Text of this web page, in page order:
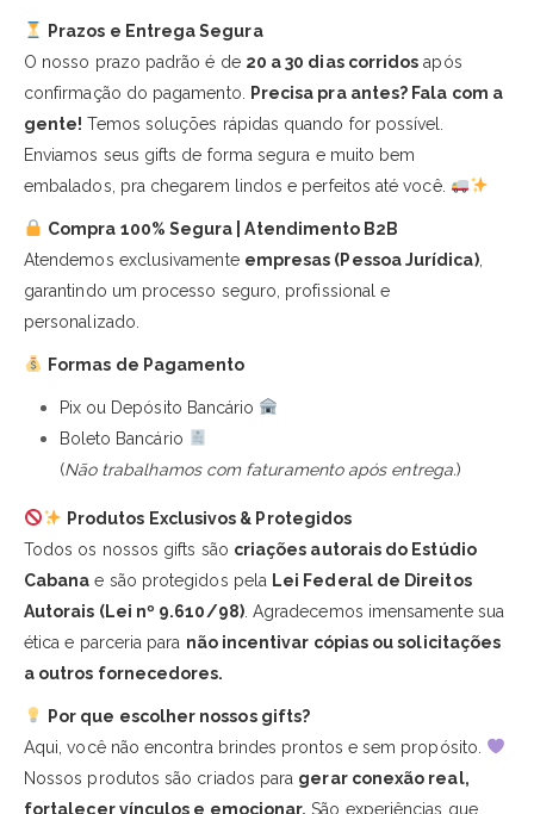
Prazos e Entrega Segura
O nosso prazo padrão é de 20 a 30 dias corridos após
confirmação do pagamento.
Precisa pra antes? Fala com a
gente! Temos soluções rápidas quando for possível.
Enviamos seus gifts de forma segura e muito bem
embalados, pra chegarem lindos e perfeitos até você.
Compra 100% Segura | Atendimento B2B
Atendemos exclusivamente empresas (Pessoa Jurídica),
garantindo um processo seguro, profissional e
personalizado.
Formas de Pagamento
Pix ou Depósito Bancário
Boleto Bancário
(Não trabalhamos com faturamento após entrega.)
Produtos Exclusivos & Protegidos
Todos os nossos gifts são criações autorais do Estúdio
Cabana e são protegidos pela Lei Federal de Direitos
Autorais (Lei nº 9.610/98). Agradecemos imensamente sua
ética e parceria para não incentivar cópias ou solicitações
a outros fornecedores.
Por que escolher nossos gifts?
Aqui, você não encontra brindes prontos e sem propósito.
Nossos produtos são criados para gerar conexão real,
fortalecer vínculos e emocionar. São experiências que